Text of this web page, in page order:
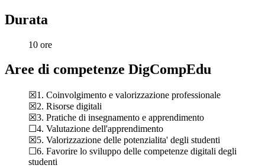
Durata
10 ore
Aree di competenze DigCompEdu
☒1. Coinvolgimento e valorizzazione professionale
☒2. Risorse digitali
☒3. Pratiche di insegnamento e apprendimento
☐4. Valutazione dell'apprendimento
☒5. Valorizzazione delle potenzialita' degli studenti
☐6. Favorire lo sviluppo delle competenze digitali degli
studenti